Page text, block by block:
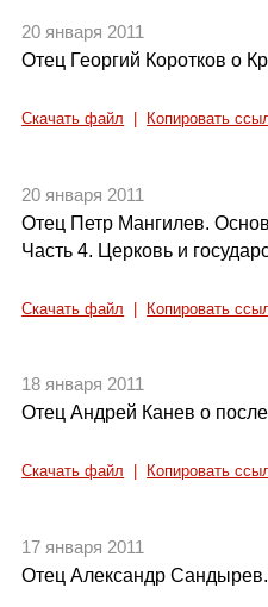
20 января 2011
Отец Георгий Коротков о
Скачать файл Копировать
20 января 2011
Отец Петр Мангилев.
Часть 4. Церковь и
Скачать файл Копировать
18 января 2011
Отец Андрей Канев о
Скачать файл Копировать
17 января 2011
Отец Александр